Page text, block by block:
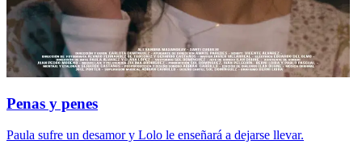
Penas y penes
Paula sufre un desamor y Lolo le enseñará a dejarse llevar.